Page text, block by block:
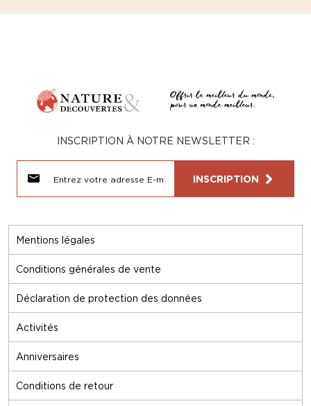
Mentions légales
Conditions générales de vente
Déclaration de protection des données
Activités
Anniversaires
Conditions de retour
INSCRIPTION À NOTRE NEWSLETTER :
INSCRIPTION